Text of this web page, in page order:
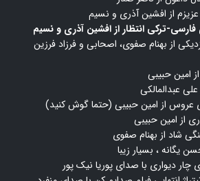
از بهنام صفوی، اصحابی و فرزاد فرزین